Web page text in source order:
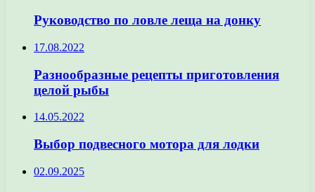
Руководство по ловле леща на донку
17.08.2022
Разнообразные рецепты приготовления
целой рыбы
14.05.2022
Выбор подвесного мотора для лодки
02.09.2025